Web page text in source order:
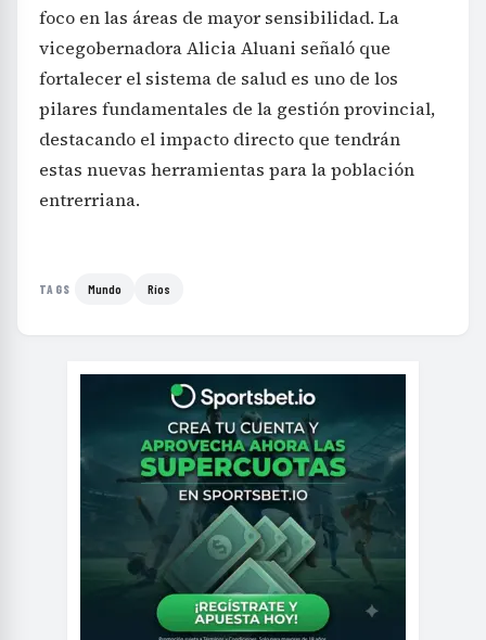
foco en las áreas de mayor sensibilidad. La
vicegobernadora Alicia Aluani señaló que
fortalecer el sistema de salud es uno de los
pilares fundamentales de la gestión provincial,
destacando el impacto directo que tendrán
estas nuevas herramientas para la población
entrerriana.
TAGS Mundo Ríos